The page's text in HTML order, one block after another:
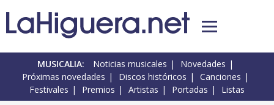
MUSICALIA: Noticias musicales
Novedades
Próximas novedades
Discos históricos
Canciones
Festivales
Premios Artistas Portadas Listas